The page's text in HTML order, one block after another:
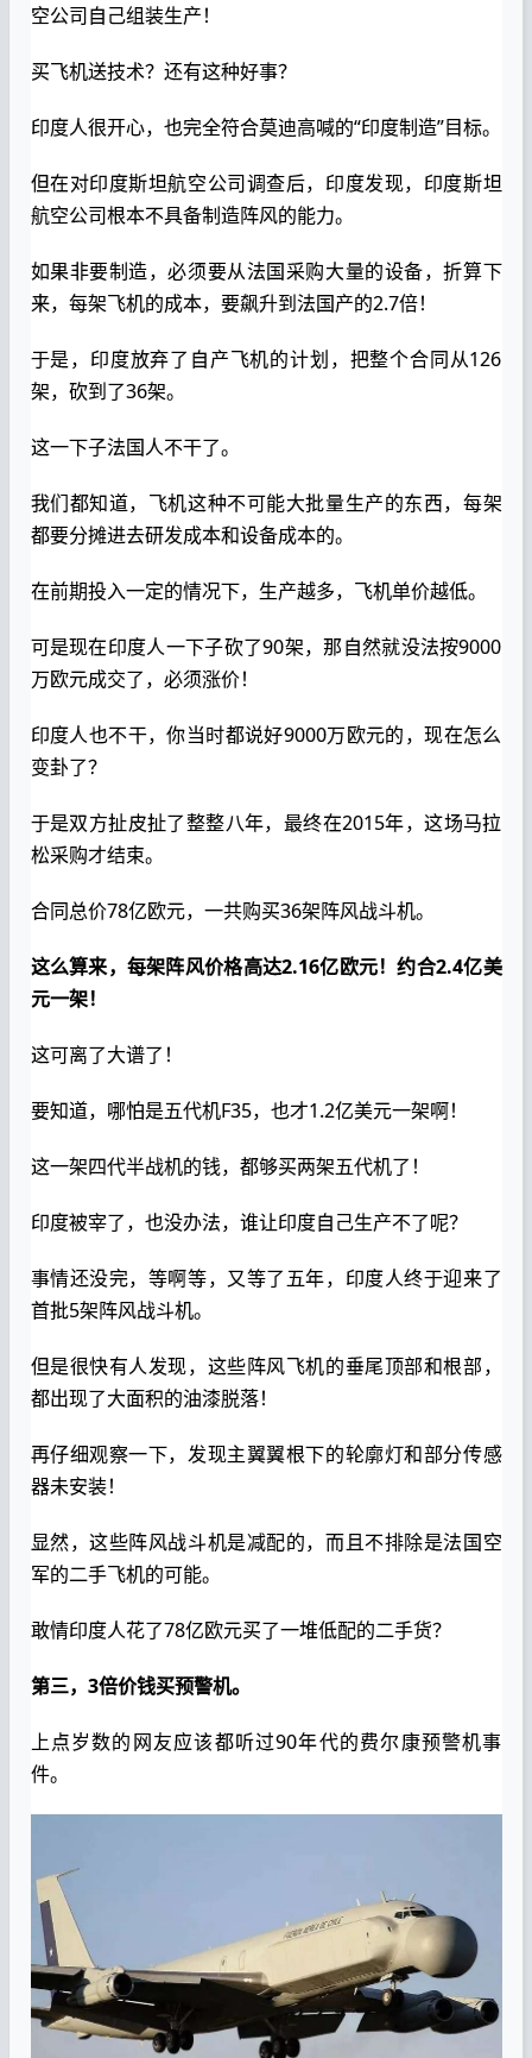
空公司自己组装生产！
买飞机送技术？还有这种好事？
印度人很开心，也完全符合莫迪高喊的“印度制造”目标。
但在对印度斯坦航空公司调查后，印度发现，印度斯坦
航空公司根本不具备制造阵风的能力。
如果非要制造，必须要从法国采购大量的设备，折算下
来，每架飞机的成本，要飙升到法国产的2.7倍！
于是，印度放弃了自产飞机的计划，把整个合同从126
架，砍到了36架。
这一下子法国人不干了。
我们都知道，飞机这种不可能大批量生产的东西，每架
都要分摊进去研发成本和设备成本的。
在前期投入一定的情况下，生产越多，飞机单价越低。
可是现在印度人一下子砍了90架，那自然就没法按9000
万欧元成交了，必须涨价！
印度人也不干，你当时都说好9000万欧元的，现在怎么
变卦了？
于是双方扯皮扯了整整八年，最终在2015年，这场马拉
松采购才结束。
合同总价78亿欧元，一共购买36架阵风战斗机。
这么算来，每架阵风价格高达2.16亿欧元！约合2.4亿美
元一架！
这可离了大谱了！
要知道，哪怕是五代机F35，也才1.2亿美元一架啊！
这一架四代半战机的钱，都够买两架五代机了！
印度被宰了，也没办法，谁让印度自己生产不了呢？
事情还没完，等啊等，又等了五年，印度人终于迎来了
首批5架阵风战斗机。
但是很快有人发现，这些阵风飞机的垂尾顶部和根部，
都出现了大面积的油漆脱落！
再仔细观察一下，发现主翼翼根下的轮廓灯和部分传感
器未安装！
显然，这些阵风战斗机是减配的，而且不排除是法国空
军的二手飞机的可能。
敢情印度人花了78亿欧元买了一堆低配的二手货？
第三，3倍价钱买预警机。
上点岁数的网友应该都听过90年代的费尔康预警机事
件。